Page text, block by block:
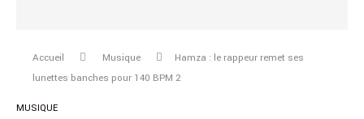
Accueil Musique
Hamza : le rappeur remet ses
lunettes banches pour 140 BPM 2
MUSIQUE